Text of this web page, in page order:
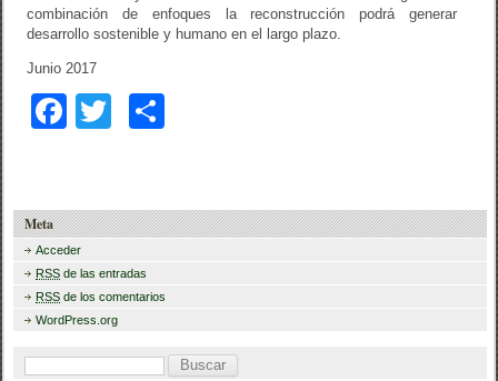
combinación de enfoques la reconstrucción podrá generar
desarrollo sostenible y humano en el largo plazo.
Junio 2017
F
e
b
o
o
k
T
er p
tir
Meta
Acceder
RSS de las entradas
RSS de los comentarios
WordPress.org
B